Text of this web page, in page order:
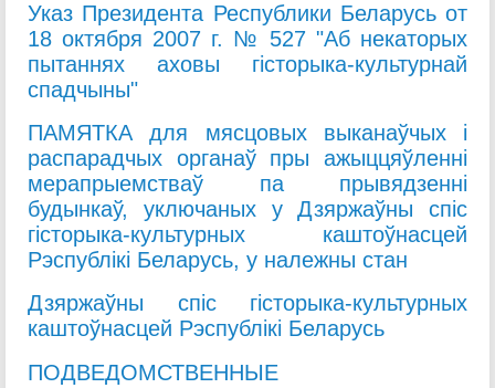
Указ Президента Республики Беларусь от
18 октября 2007 г. № 527 "Аб некаторых
пытаннях аховы гісторыка-культурнай
спадчыны"
ПАМЯТКА для мясцовых выканаўчых і
распарадчых органаў пры ажыццяўленні
мерапрыемстваў па прывядзенні
будынкаў, уключаных у Дзяржаўны спіс
гісторыка-культурных каштоўнасцей
Рэспублікі Беларусь, у належны стан
Дзяржаўны спіс гісторыка-культурных
каштоўнасцей Рэспублікі Беларусь
ПОДВЕДОМСТВЕННЫЕ